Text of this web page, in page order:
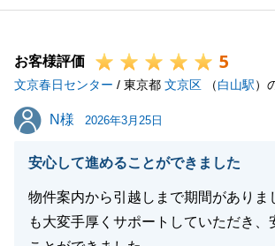
たら、お気軽にお申し付けください。
お客様評価 5
文京春日センター / 東京都 文京区 （白山駅）
N様
N様 2026年3月25日
安心して進めることができました
物件案内から引越しまで期間がありま
も大変手厚くサポートしていただき、